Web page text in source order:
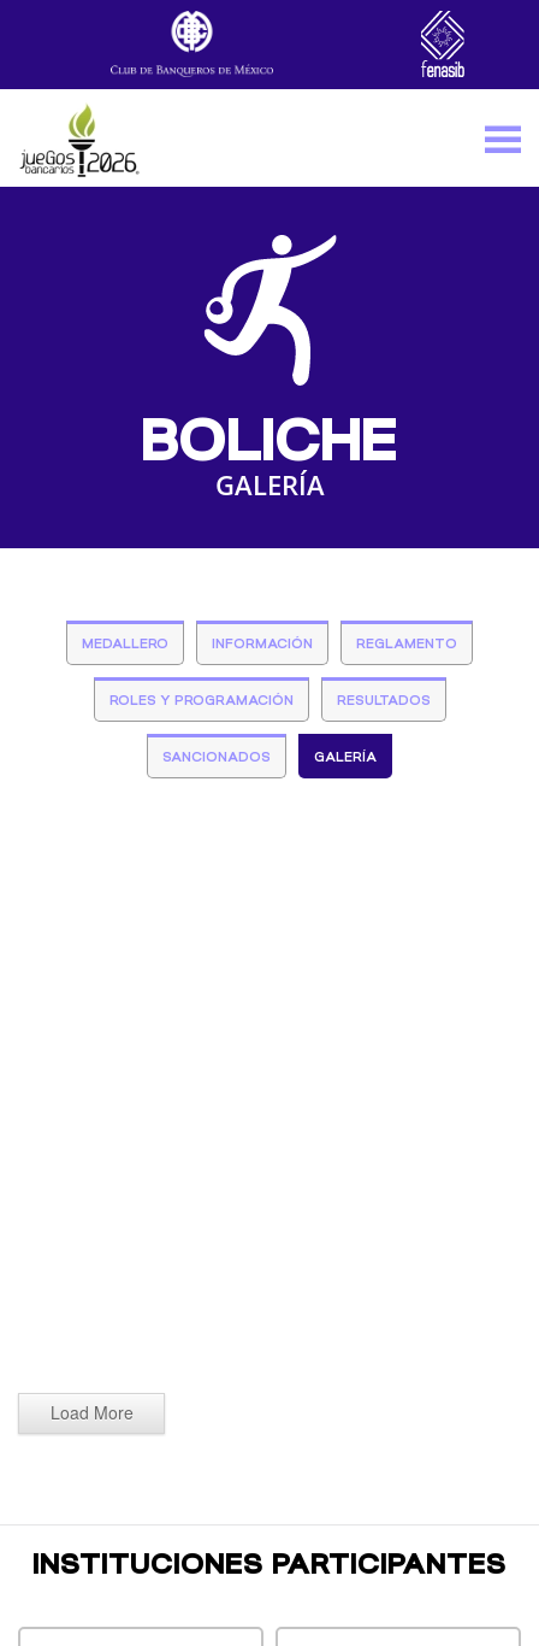
Skip to main content
BOLICHE
GALERÍA
MEDALLERO INFORMACIÓN REGLAMENTO
ROLES Y PROGRAMACIÓN RESULTADOS
SANCIONADOS GALERÍA
Load More
INSTITUCIONES PARTICIPANTES